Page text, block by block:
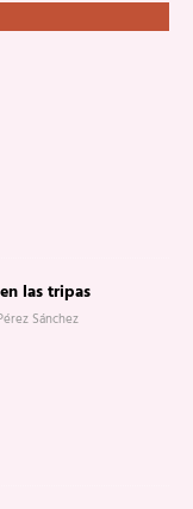
las tripas
Sánchez